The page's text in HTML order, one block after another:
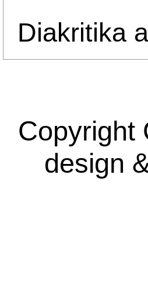
Diakritika
Copyright
design